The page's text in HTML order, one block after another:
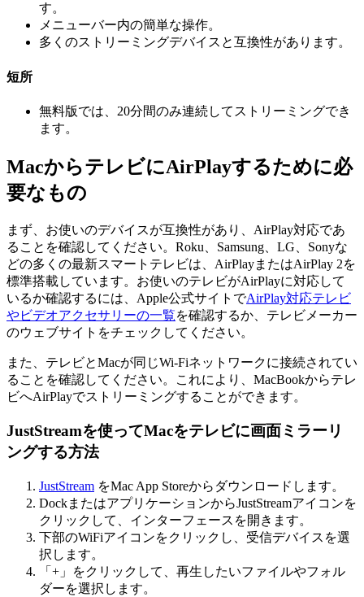
す。
メニューバー内の簡単な操作。
多くのストリーミングデバイスと互換性があります。
短所
無料版では、20分間のみ連続してストリーミングでき
ます。
MacからテレビにAirPlayするために必
要なもの
まず、お使いのデバイスが互換性があり、AirPlay対応であ
ることを確認してください。Roku、Samsung、LG、Sonyな
どの多くの最新スマートテレビは、AirPlayまたはAirPlay 2を
標準搭載しています。お使いのテレビがAirPlayに対応して
いるか確認するには、Apple公式サイトでAirPlay対応テレビ
やビデオアクセサリーの一覧を確認するか、テレビメーカー
のウェブサイトをチェックしてください。
また、テレビとMacが同じWi-Fiネットワークに接続されてい
ることを確認してください。これにより、MacBookからテレ
ビへAirPlayでストリーミングすることができます。
JustStreamを使ってMacをテレビに画面ミラーリ
ングする方法
JustStream をMac App Storeからダウンロードします。
DockまたはアプリケーションからJustStreamアイコンを
クリックして、インターフェースを開きます。
下部のWiFiアイコンをクリックし、受信デバイスを選
択します。
「+」をクリックして、再生したいファイルやフォル
ダーを選択します。